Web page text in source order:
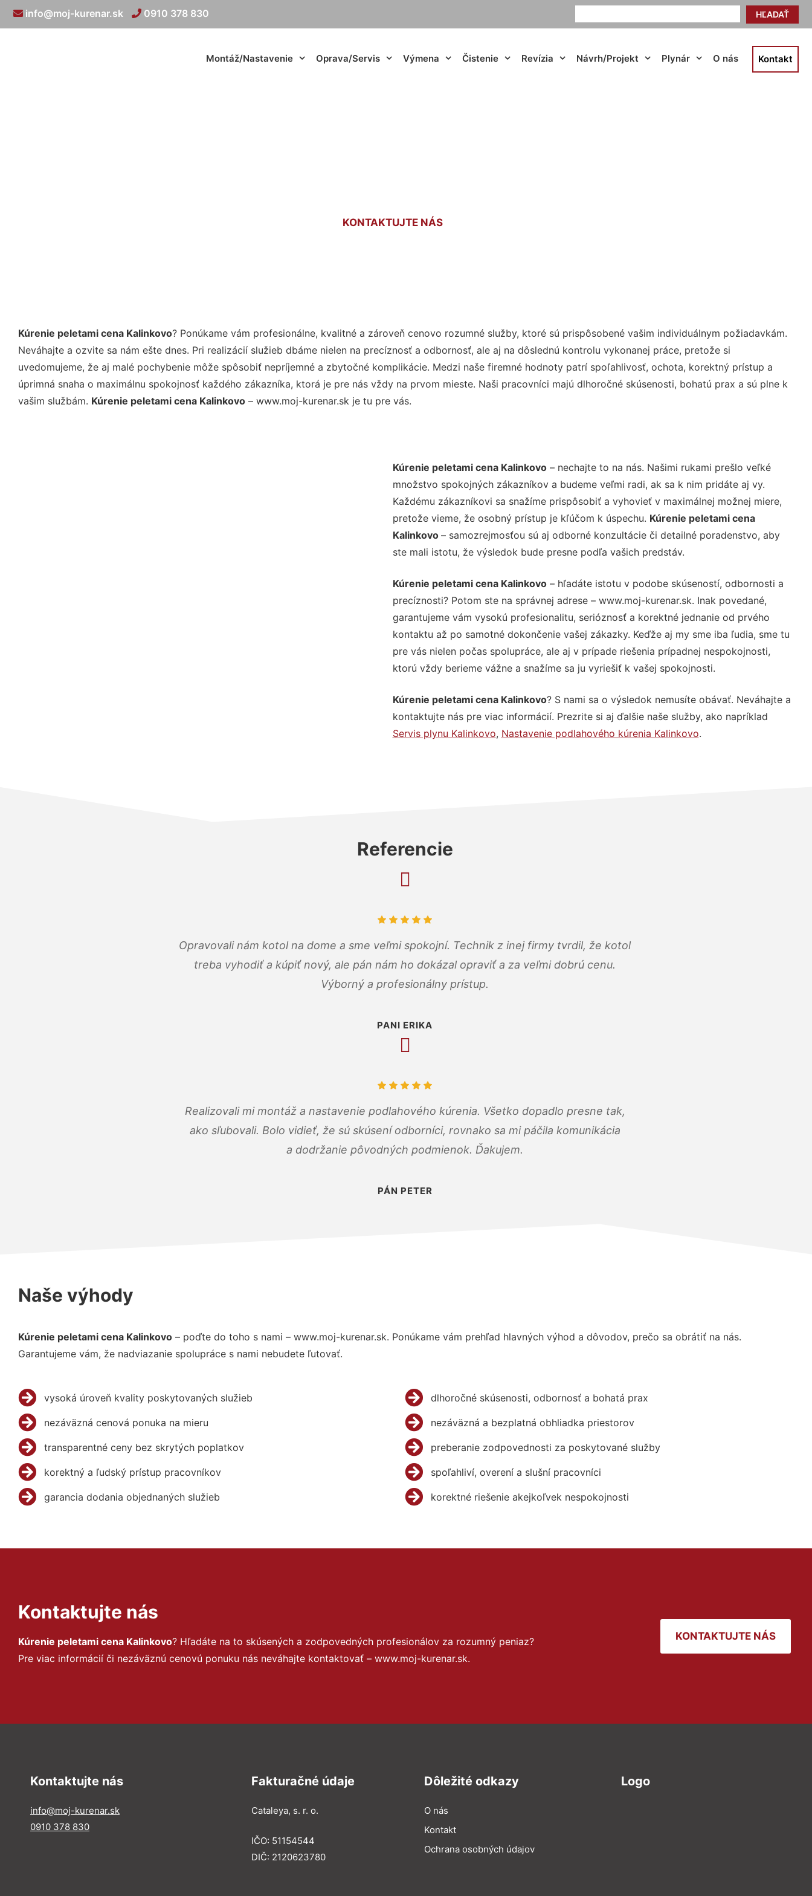
HĽADAŤ
info@moj-kurenar.sk 0910 378 830
Montáž/Nastavenie Oprava/Servis Výmena Čistenie Revízia Návrh/Projekt Plynár O nás Kontakt
KONTAKTUJTE NÁS
Kúrenie peletami cena Kalinkovo? Ponúkame vám profesionálne, kvalitné a zároveň cenovo rozumné služby, ktoré sú prispôsobené vašim individuálnym požiadavkám.
Neváhajte a ozvite sa nám ešte dnes. Pri realizácií služieb dbáme nielen na precíznosť a odbornosť, ale aj na dôslednú kontrolu vykonanej práce, pretože si
uvedomujeme, že aj malé pochybenie môže spôsobiť nepríjemné a zbytočné komplikácie. Medzi naše firemné hodnoty patrí spoľahlivosť, ochota, korektný prístup a
úprimná snaha o maximálnu spokojnosť každého zákazníka, ktorá je pre nás vždy na prvom mieste. Naši pracovníci majú dlhoročné skúsenosti, bohatú prax a sú plne k
vašim službám. Kúrenie peletami cena Kalinkovo – www.moj-kurenar.sk je tu pre vás.
Kúrenie peletami cena Kalinkovo– nechajte to na nás. Našimi rukami prešlo veľké
množstvo spokojných zákazníkov a budeme veľmi radi, ak sa k nim pridáte aj vy.
Každému zákazníkovi sa snažíme prispôsobiť a vyhovieť v maximálnej možnej miere,
pretože vieme, že osobný prístup je kľúčom k úspechu. Kúrenie peletami cena
Kalinkovo – samozrejmosťou sú aj odborné konzultácie či detailné poradenstvo, aby
ste mali istotu, že výsledok bude presne podľa vašich predstáv.
Kúrenie peletami cena Kalinkovo– hľadáte istotu v podobe skúseností, odbornosti a
precíznosti? Potom ste na správnej adrese – www.moj-kurenar.sk. Inak povedané,
garantujeme vám vysokú profesionalitu, serióznosť a korektné jednanie od prvého
kontaktu až po samotné dokončenie vašej zákazky. Keďže aj my sme iba ľudia, sme tu
pre vás nielen počas spolupráce, ale aj v prípade riešenia prípadnej nespokojnosti,
ktorú vždy berieme vážne a snažíme sa ju vyriešiť k vašej spokojnosti.
Kúrenie peletami cena Kalinkovo? S nami sa o výsledok nemusíte obávať. Neváhajte a
kontaktujte nás pre viac informácií. Prezrite si aj ďalšie naše služby, ako napríklad
Servis plynu Kalinkovo, Nastavenie podlahového kúrenia Kalinkovo.
Referencie
Opravovali nám kotol na dome a sme veľmi spokojní. Technik z inej firmy tvrdil, že kotol
treba vyhodiť a kúpiť nový, ale pán nám ho dokázal opraviť a za veľmi dobrú cenu.
Výborný a profesionálny prístup.
PANI ERIKA
Realizovali mi montáž a nastavenie podlahového kúrenia. Všetko dopadlo presne tak,
ako sľubovali. Bolo vidieť, že sú skúsení odborníci, rovnako sa mi páčila komunikácia
a dodržanie pôvodných podmienok. Ďakujem.
PÁN PETER
Naše výhody
Kúrenie peletami cena Kalinkovo – poďte do toho s nami – www.moj-kurenar.sk. Ponúkame vám prehľad hlavných výhod a dôvodov, prečo sa obrátiť na nás.
Garantujeme vám, že nadviazanie spolupráce s nami nebudete ľutovať.
vysoká úroveň kvality poskytovaných služieb
nezáväzná cenová ponuka na mieru
transparentné ceny bez skrytých poplatkov
korektný a ľudský prístup pracovníkov
garancia dodania objednaných služieb
dlhoročné skúsenosti, odbornosť a bohatá prax
nezáväzná a bezplatná obhliadka priestorov
preberanie zodpovednosti za poskytované služby
spoľahliví, overení a slušní pracovníci
korektné riešenie akejkoľvek nespokojnosti
Kontaktujte nás
Kúrenie peletami cena Kalinkovo? Hľadáte na to skúsených a zodpovedných profesionálov za rozumný peniaz?
Pre viac informácií či nezáväznú cenovú ponuku nás neváhajte kontaktovať – www.moj-kurenar.sk.
KONTAKTUJTE NÁS
Kontaktujte nás
info@moj-kurenar.sk
0910 378 830
Fakturačné údaje
Cataleya, s. r. o.
IČO: 51154544
DIČ: 2120623780
Dôležité odkazy
O nás
Kontakt
Ochrana osobných údajov
Logo